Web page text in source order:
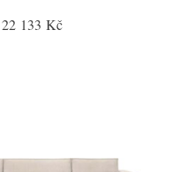
22 133 Kč